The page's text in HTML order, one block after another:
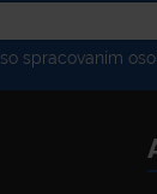
spracovaním